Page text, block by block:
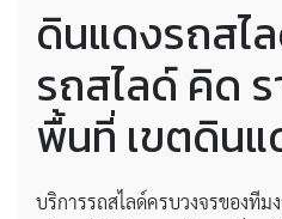
ดินแดงรถสไ
รถสไลด์ คิด ร
พื้นที่ เขตดิน
บริการรถสไลด์ครบวงจรของทีม